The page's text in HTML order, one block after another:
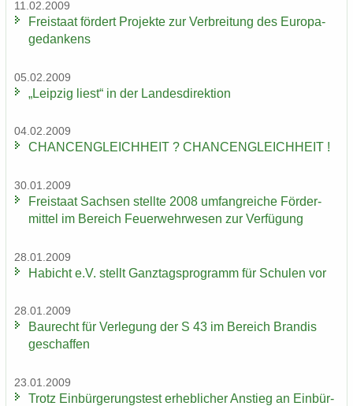
11.02.2009
Frei­staat för­dert Pro­jek­te zur Ver­brei­tung des Eu­ro­pa­
ge­dan­kens
05.02.2009
„Leip­zig liest“ in der Lan­des­di­rek­ti­on
04.02.2009
CHAN­CEN­GLEICH­HEIT ? CHAN­CEN­GLEICH­HEIT !
30.01.2009
Frei­staat Sach­sen stell­te 2008 um­fang­rei­che För­der­
mit­tel im Be­reich Feu­er­wehr­we­sen zur Ver­fü­gung
28.01.2009
Ha­bicht e.V. stellt Ganz­tags­pro­gramm für Schu­len vor
28.01.2009
Bau­recht für Ver­le­gung der S 43 im Be­reich Bran­dis
ge­schaf­fen
23.01.2009
Trotz Ein­bür­ge­rungs­test er­heb­li­cher An­stieg an Ein­bür­